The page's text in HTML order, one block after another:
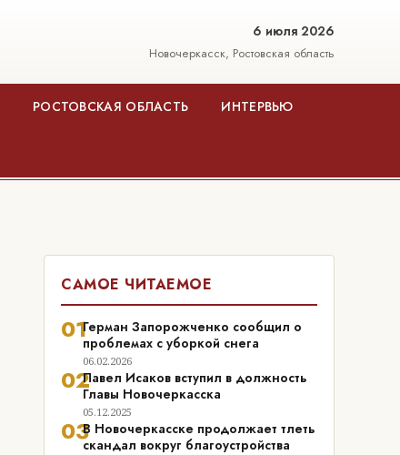
6 июля 2026
Новочеркасск, Ростовская область
РОСТОВСКАЯ ОБЛАСТЬ ИНТЕРВЬЮ
САМОЕ ЧИТАЕМОЕ
01Герман Запорожченко сообщил о
проблемах с уборкой снега
06.02.2026
02Павел Исаков вступил в должность
Главы Новочеркасска
05.12.2025
03В Новочеркасске продолжает тлеть
скандал вокруг благоустройства